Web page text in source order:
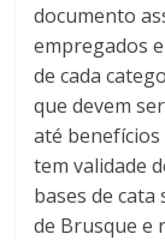
documento
empregados
de cada
que devem
até benefícios
tem validade
bases de
de Brusque e